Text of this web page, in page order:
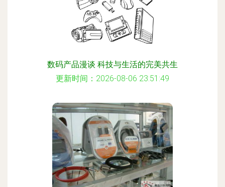
数码产品漫谈 科技与生活的完美共生
更新时间：2026-08-06 23:51:49